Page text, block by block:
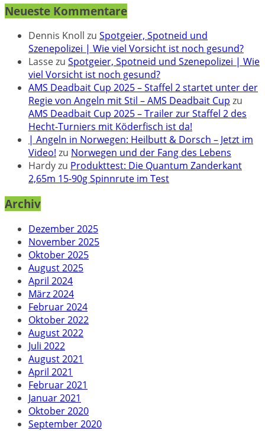
Neueste Kommentare
Dennis Knoll zu Spotgeier, Spotneid und
Szenepolizei | Wie viel Vorsicht ist noch gesund?
Lassezu Spotgeier, Spotneid und Szenepolizei | Wie
viel Vorsicht ist noch gesund?
AMS Deadbait Cup 2025 – Staffel 2 startet unter der
Regie von Angeln mit Stil – AMS Deadbait Cup zu
AMS Deadbait Cup 2025 – Trailer zur Staffel 2 des
Hecht-Turniers mit Köderfisch ist da!
| Angeln in Norwegen: Heilbutt & Dorsch – Jetzt im
Video! zu Norwegen und der Fang des Lebens
Hardyzu Produkttest: Die Quantum Zanderkant
2,65m 15-90g Spinnrute im Test
Archiv
Dezember 2025
November 2025
Oktober 2025
August 2025
April 2024
März 2024
Februar 2024
Oktober 2022
August 2022
Juli 2022
August 2021
April 2021
Februar 2021
Januar 2021
Oktober 2020
September 2020